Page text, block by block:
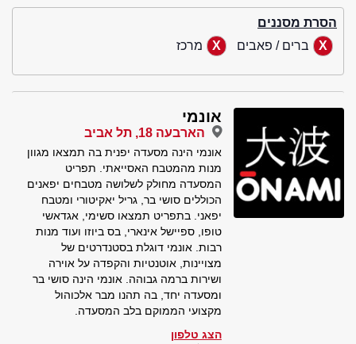
הסרת מסננים
ברים / פאבים
מרכז
אונמי
הארבעה 18, תל אביב
אונמי הינה מסעדה יפנית בה תמצאו מגוון
מנות מהמטבח האסייאתי. תפריט
המסעדה מחולק לשלושה מטבחים יפאנים
הכוללים סושי בר, גריל יאקיטורי ומטבח
יפאני. בתפריט תמצאו סשימי, אגדאשי
טופו, ספיישל אינארי, בס ביוזו ועוד מנות
רבות. אונמי דוגלת בסטנדרטים של
מצויינות, אוטנטיות והקפדה על אוירה
ושירות ברמה גבוהה. אונמי הינה סושי בר
ומסעדה יחד, בה תהנו מבר אלכוהול
מקצועי הממוקם בלב המסעדה.
הצג טלפון